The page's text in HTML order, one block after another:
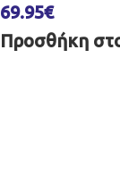
69.95€
Προσθήκη